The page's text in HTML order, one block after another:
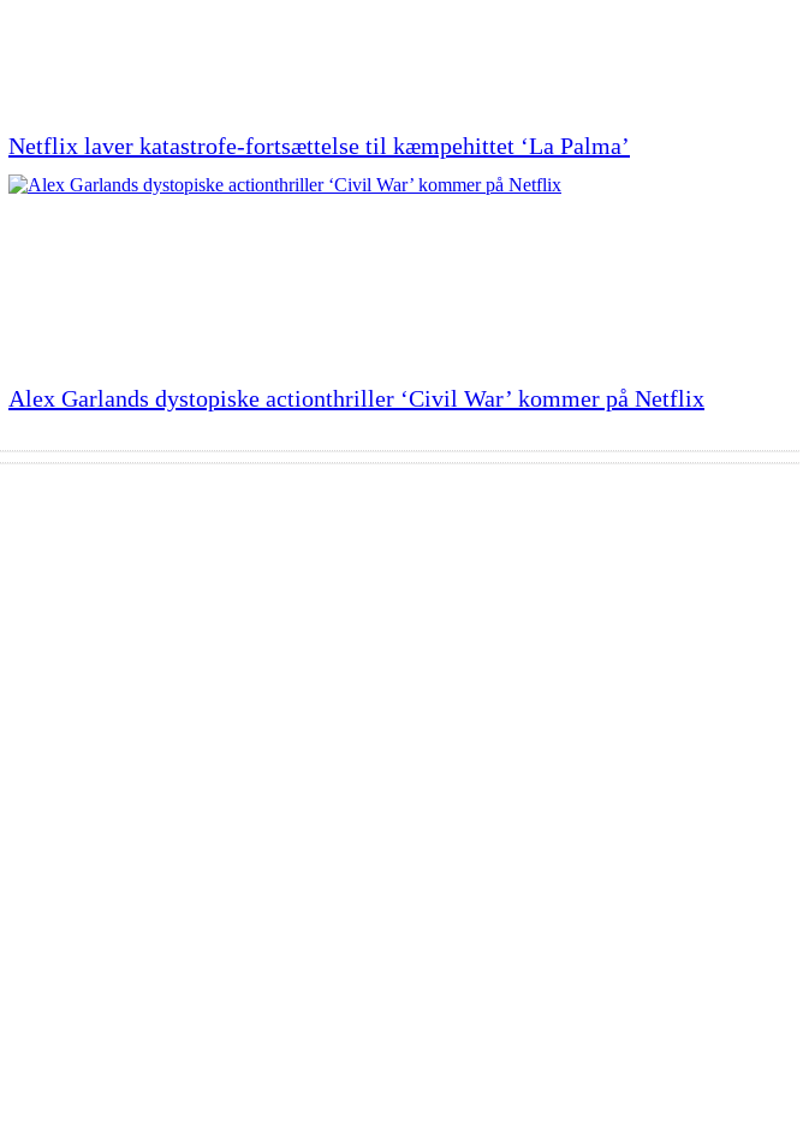
Netflix laver katastrofe-fortsættelse til kæmpehittet ‘La Palma’
Alex Garlands dystopiske actionthriller ‘Civil War’ kommer på Netflix